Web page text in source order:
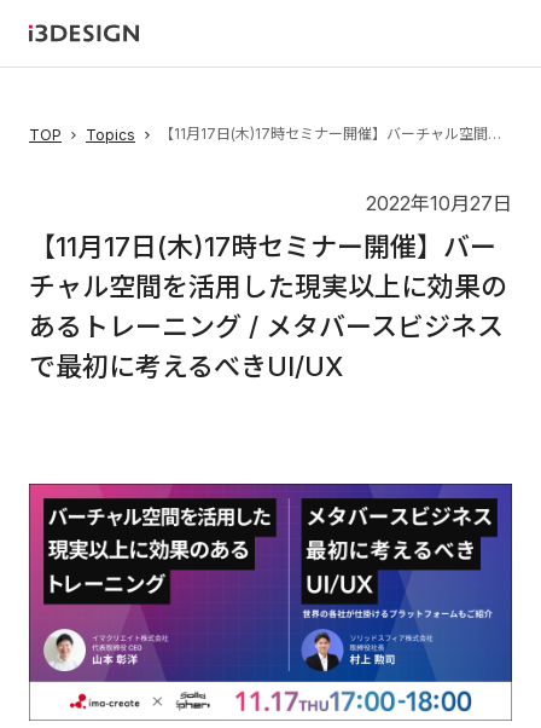
TOP Topics 【11月17日(木)17時セミナー開催】バーチャル空間を活用した現実以上に効果のあるトレーニング / メタバースビジネスで最初に考えるべきUI/UX
2022年10月27日
【11月17日(木)17時セミナー開催】バー
チャル空間を活用した現実以上に効果の
あるトレーニング / メタバースビジネス
で最初に考えるべきUI/UX